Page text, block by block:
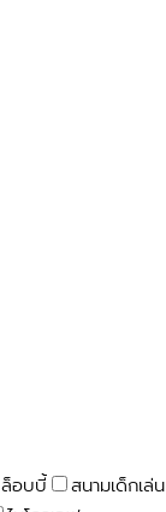
ล็อบบี้ สนามเด็กเล่น